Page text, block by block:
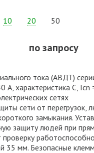
10 20 50
по запросу
тока (АВДТ)
характеристика С, Icn
сетях
сети от перегрузок,
замыкания.
защиту людей при
35 мм. Безопасные